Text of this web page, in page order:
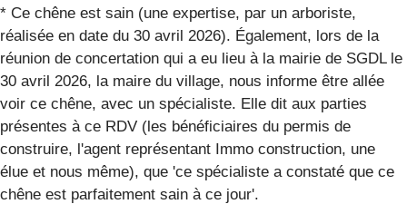
* Ce chêne est sain (une expertise, par un arboriste,
réalisée en date du 30 avril 2026). Également, lors de la
réunion de concertation qui a eu lieu à la mairie de SGDL le
30 avril 2026, la maire du village, nous informe être allée
voir ce chêne, avec un spécialiste. Elle dit aux parties
présentes à ce RDV (les bénéficiaires du permis de
construire, l'agent représentant Immo construction, une
élue et nous même), que 'ce spécialiste a constaté que ce
chêne est parfaitement sain à ce jour'.